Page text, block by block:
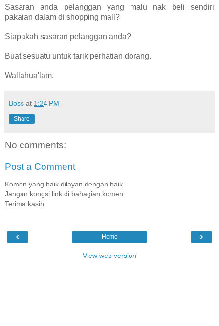
Sasaran anda pelanggan yang malu nak beli sendiri
pakaian dalam di shopping mall?
Siapakah sasaran pelanggan anda?
Buat sesuatu untuk tarik perhatian dorang.
Wallahua'lam.
Boss at 1:24 PM
Share
No comments:
Post a Comment
Komen yang baik dilayan dengan baik.
Jangan kongsi link di bahagian komen.
Terima kasih.
‹ ›
Home
View web version